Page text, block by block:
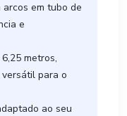
em tubo de
e
metros,
para o
ao seu